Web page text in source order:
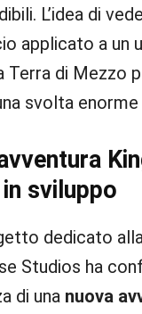
L’idea di
applicato a un
Terra di Mezzo
svolta
sviluppo
dedicato
Studios ha
di una nuova